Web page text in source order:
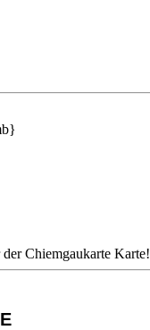
Chiemgaukarte Karte!